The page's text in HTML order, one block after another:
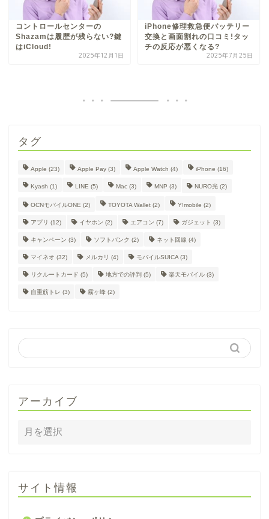
コントロールセンターの
Shazamは履歴が残らない?鍵
はiCloud!
2025年12月1日
iPhone修理救急便バッテリー
交換と画面割れの口コミ!タッ
チの反応が悪くなる?
2025年7月25日
タグ
Apple (23) Apple Pay (3) Apple Watch (4) iPhone (16)
Kyash (1) LINE (5) Mac (3) MNP (3) NURO光 (2)
OCNモバイルONE (2) TOYOTA Wallet (2) Y!mobile (2)
アプリ (12) イヤホン (2) エアコン (7) ガジェット (3)
キャンペーン (3) ソフトバンク (2) ネット回線 (4)
マイネオ (32) メルカリ (4) モバイルSUICA (3)
リクルートカード (5) 地方での評判 (5) 楽天モバイル (3)
自重筋トレ (3) 霧ヶ峰 (2)
アーカイブ
サイト情報